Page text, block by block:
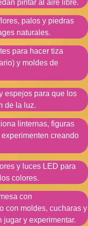
pintar al aire libre.
palos y piedras
naturales.
para hacer tiza
y moldes de
espejos para que los
de la luz.
linternas, figuras
creando
y luces LED para
colores.
con
con moldes, cucharas y
y experimentar.